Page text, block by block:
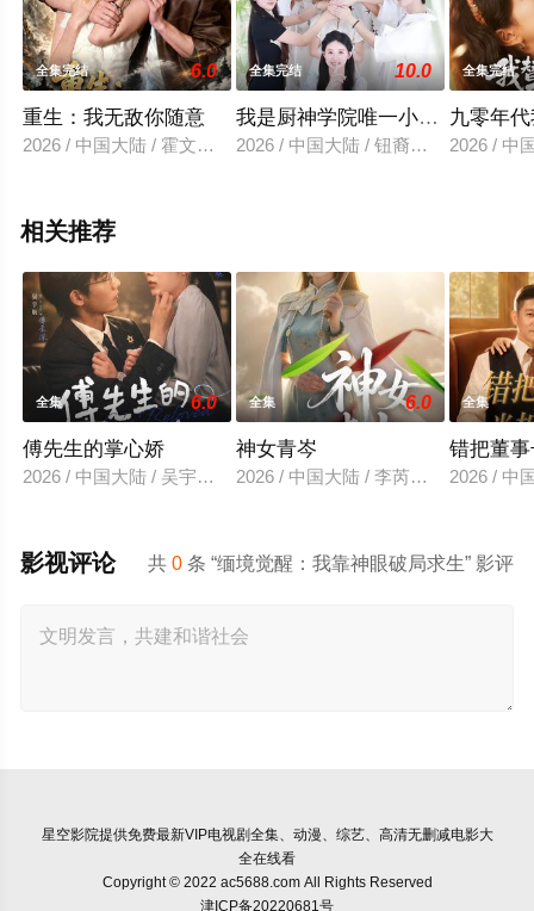
全集完结 6.0
重生：我无敌你随意
2026 / 中国大陆 / 霍文琦&李文瑞&潘玉瑶
全集完结 10.0
我是厨神学院唯一小师妹3
2026 / 中国大陆 / 钮裔诺＆杨智媛
全集完结
九零年
2026 / 中
相关推荐
全集 6.0
傅先生的掌心娇
2026 / 中国大陆 / 吴宇航＆郑千亦
全集 6.0
神女青岑
2026 / 中国大陆 / 李芮峤＆张媛媛
全集
错把董
2026 / 中
共0 条 “缅境觉醒：我靠神眼破局求生” 影评
影视评论
星空影院提供免费最新VIP电视剧全集、动漫、综艺、高清无删减电影大
全在线看
Copyright © 2022 ac5688.com All Rights Reserved
津ICP备20220681号